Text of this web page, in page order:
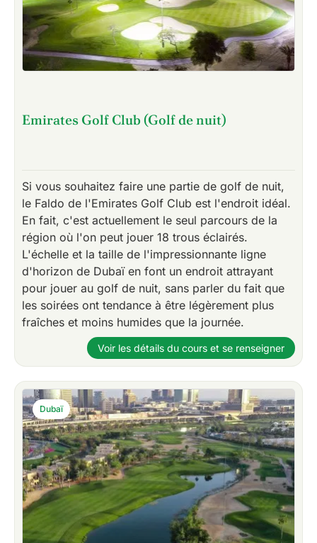
Emirates Golf Club (Golf de nuit)
Si vous souhaitez faire une partie de golf de nuit,
le Faldo de l'Emirates Golf Club est l'endroit idéal.
En fait, c'est actuellement le seul parcours de la
région où l'on peut jouer 18 trous éclairés.
L'échelle et la taille de l'impressionnante ligne
d'horizon de Dubaï en font un endroit attrayant
pour jouer au golf de nuit, sans parler du fait que
les soirées ont tendance à être légèrement plus
fraîches et moins humides que la journée.
Voir les détails du cours et se renseigner
Dubaï